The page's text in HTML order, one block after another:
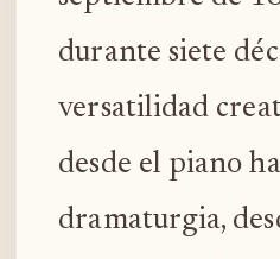
durante siete
versatilidad
desde el piano
dramaturgia,